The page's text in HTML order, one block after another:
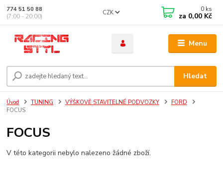
Menu
CZK
Hledat
774 51 50 88
(7:00 - 20:00)
0 ks
za 0,00 Kč
Úvod TUNING VÝŠKOVĚ STAVITELNÉ PODVOZKY
FORD
FOCUS
FOCUS
V této kategorii nebylo nalezeno žádné zboží.